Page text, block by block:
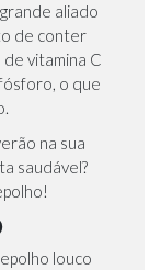
aliado
de conter
vitamina C
o que
na sua
saudável?
louco